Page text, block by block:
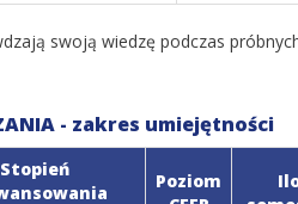
swoją wiedzę podczas
- zakres umiejętności
Stopień
Poziom